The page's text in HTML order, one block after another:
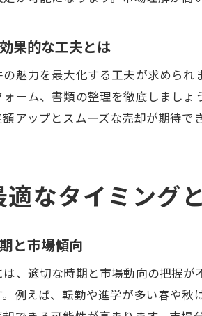
果的な工夫とは
魅力を最大化する工夫が求めら
ーム、書類の整理を徹底しまし
アップとスムーズな売却が期待でき
なタイミング
と市場傾向
、適切な時期と市場動向の把握
例えば、転勤や進学が多い春や